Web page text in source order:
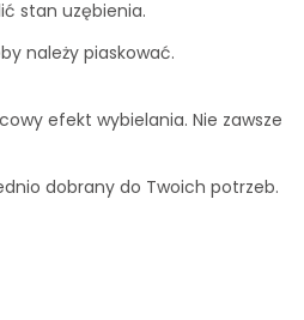
stan uzębienia.
należy piaskować.
efekt wybielania. Nie zawsze
dobrany do Twoich potrzeb.